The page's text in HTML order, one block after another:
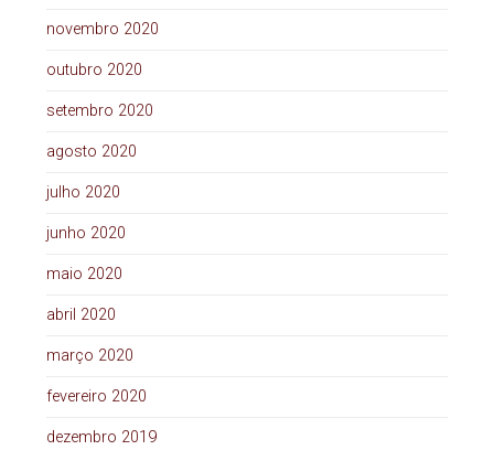
novembro 2020
outubro 2020
setembro 2020
agosto 2020
julho 2020
junho 2020
maio 2020
abril 2020
março 2020
fevereiro 2020
dezembro 2019